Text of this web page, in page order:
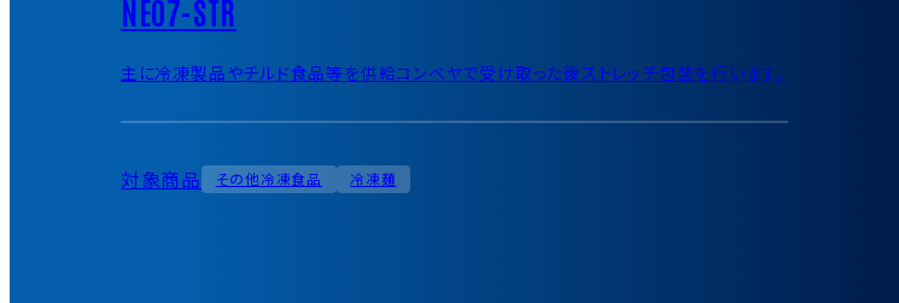
NEO7-STR
主に冷凍製品やチルド食品等を供給コンベヤで受け取った後ストレッチ包装を行います。
対象商品 その他冷凍食品 冷凍麺